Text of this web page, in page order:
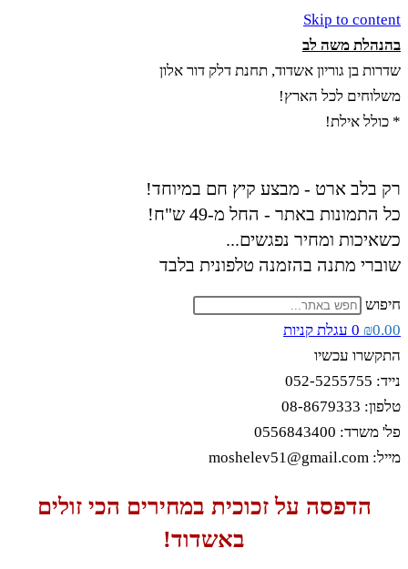
Skip to content
בהנהלת משה לב
שדרות בן גוריון אשדוד, תחנת דלק דור אלון
משלוחים לכל הארץ!
* כולל אילת!
רק בלב ארט - מבצע קיץ חם במיוחד!
כל התמונות באתר - החל מ-49 ש"ח!
כשאיכות ומחיר נפגשים...
שוברי מתנה בהזמנה טלפונית בלבד
חיפוש
₪0.00
0 עגלת קניות
התקשרו עכשיו
נייד: 052-5255755
טלפון: 08-8679333
פל' משרד: 0556843400
מייל: moshelev51@gmail.com
הדפסה על זכוכית במחירים הכי זולים
באשדוד!